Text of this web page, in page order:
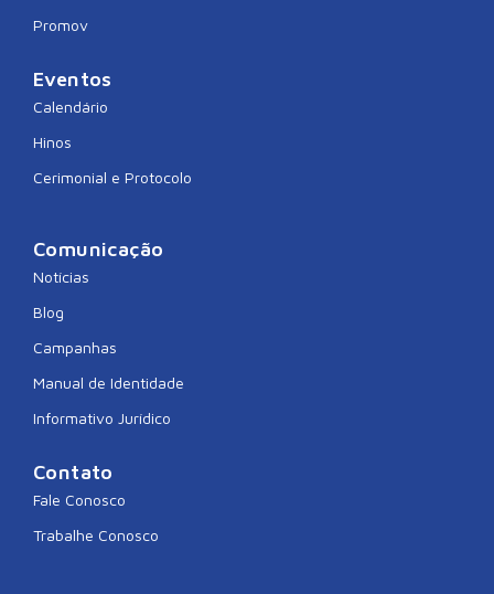
Promov
Eventos
Calendário
Hinos
Cerimonial e Protocolo
Comunicação
Notícias
Blog
Campanhas
Manual de Identidade
Informativo Jurídico
Contato
Fale Conosco
Trabalhe Conosco